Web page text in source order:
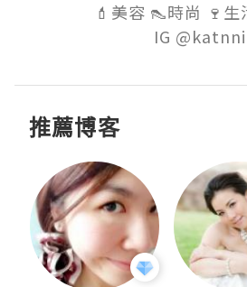
💄美容 👠時尚 🍷
推薦博客